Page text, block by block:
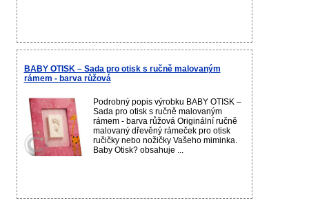
BABY OTISK – Sada pro otisk s ručně malovaným
rámem - barva růžová
Podrobný popis výrobku BABY OTISK –
Sada pro otisk s ručně malovaným
rámem - barva růžová Originální ručně
malovaný dřevěný rámeček pro otisk
ručičky nebo nožičky Vašeho miminka.
Baby Otisk? obsahuje ...